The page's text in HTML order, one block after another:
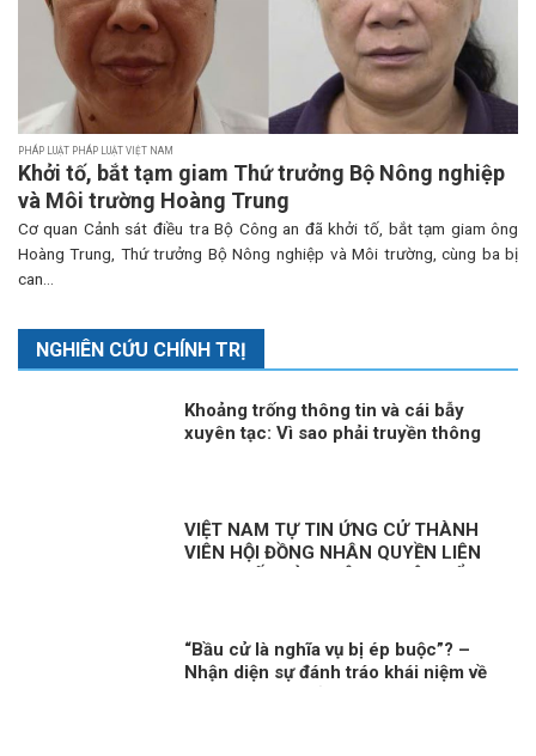
PHÁP LUẬT PHÁP LUẬT VIỆT NAM
Khởi tố, bắt tạm giam Thứ trưởng Bộ Nông nghiệp
và Môi trường Hoàng Trung
Cơ quan Cảnh sát điều tra Bộ Công an đã khởi tố, bắt tạm giam ông
Hoàng Trung, Thứ trưởng Bộ Nông nghiệp và Môi trường, cùng ba bị
can...
NGHIÊN CỨU CHÍNH TRỊ
Khoảng trống thông tin và cái bẫy
xuyên tạc: Vì sao phải truyền thông
VIỆT NAM TỰ TIN ỨNG CỬ THÀNH
VIÊN HỘI ĐỒNG NHÂN QUYỀN LIÊN
“Bầu cử là nghĩa vụ bị ép buộc”? –
Nhận diện sự đánh tráo khái niệm về